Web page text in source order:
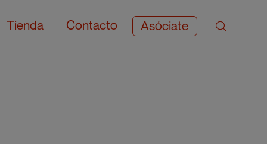
Tienda Contacto Asóciate